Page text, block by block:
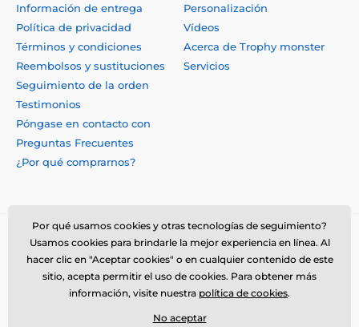
Información de entrega
Política de privacidad
Términos y condiciones
Reembolsos y sustituciones
Seguimiento de la orden
Testimonios
Póngase en contacto con
Preguntas Frecuentes
¿Por qué comprarnos?
Personalización
Vídeos
Acerca de Trophy monster
Servicios
Por qué usamos cookies y otras tecnologías de seguimiento?
Usamos cookies para brindarle la mejor experiencia en línea. Al
hacer clic en "Aceptar cookies" o en cualquier contenido de este
sitio, acepta permitir el uso de cookies. Para obtener más
información, visite nuestra política de cookies.
No aceptar